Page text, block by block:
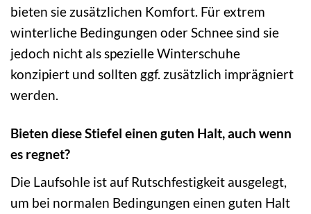
bieten sie zusätzlichen Komfort. Für extrem
winterliche Bedingungen oder Schnee sind sie
jedoch nicht als spezielle Winterschuhe
konzipiert und sollten ggf. zusätzlich imprägniert
werden.
Bieten diese Stiefel einen guten Halt, auch wenn
es regnet?
Die Laufsohle ist auf Rutschfestigkeit ausgelegt,
um bei normalen Bedingungen einen guten Halt